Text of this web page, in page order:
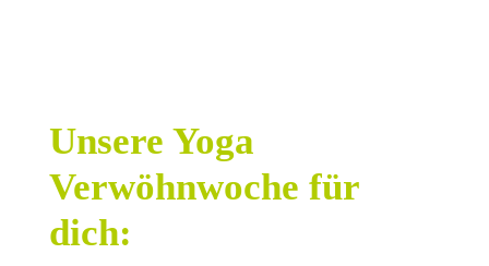
Unsere Yoga
Verwöhnwoche für
dich: